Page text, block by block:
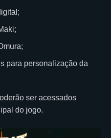
para personalização da
ser acessados
do jogo.